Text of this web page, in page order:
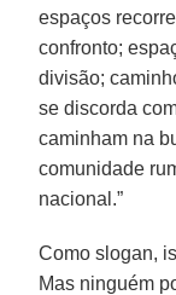
espaços
confronto;
divisão;
se discorda
caminham na
comunidade
nacional.”
Como slogan,
Mas ninguém